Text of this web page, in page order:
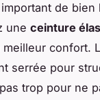
de bien
une ceinture
confort.
serrée pour
trop pour ne